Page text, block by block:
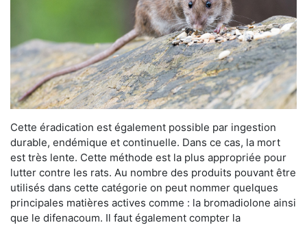
Cette éradication est également possible par ingestion
durable, endémique et continuelle. Dans ce cas, la mort
est très lente. Cette méthode est la plus appropriée pour
lutter contre les rats. Au nombre des produits pouvant être
utilisés dans cette catégorie on peut nommer quelques
principales matières actives comme : la bromadiolone ainsi
que le difenacoum. Il faut également compter la